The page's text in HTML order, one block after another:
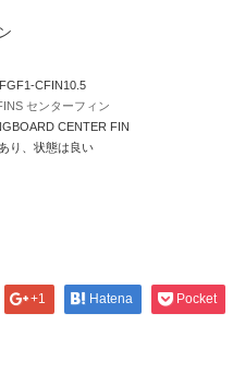
CFIN10.5
センターフィン
CENTER FIN
り、状態は良い
+1 Hatena Pocket